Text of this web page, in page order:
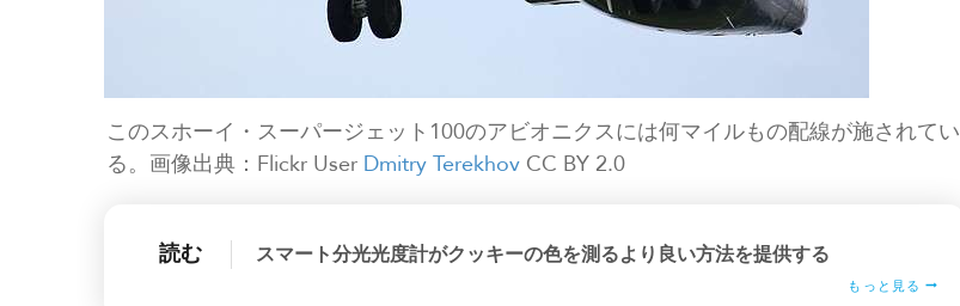
このスホーイ・スーパージェット100のアビオニクスには何マイルもの配線が施されてい
る。画像出典：Flickr User Dmitry Terekhov CC BY 2.0
読む スマート分光光度計がクッキーの色を測るより良い方法を提供する
もっと見る